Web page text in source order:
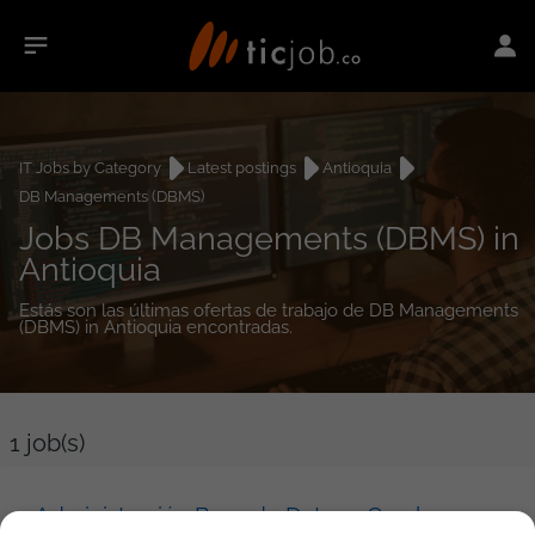
IT Jobs by Category Latest postings
Antioquia
DB Managements (DBMS)
Jobs DB Managements (DBMS) in
Antioquia
Estás son las últimas ofertas de trabajo de DB Managements
(DBMS) in Antioquia encontradas.
1 job(s)
Administración Base de Datos - Oracle